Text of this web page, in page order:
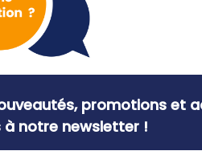
promotions et
à notre newsletter !